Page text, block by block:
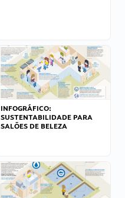
INFOGRÁFICO:
SUSTENTABILIDADE PARA
SALÕES DE BELEZA